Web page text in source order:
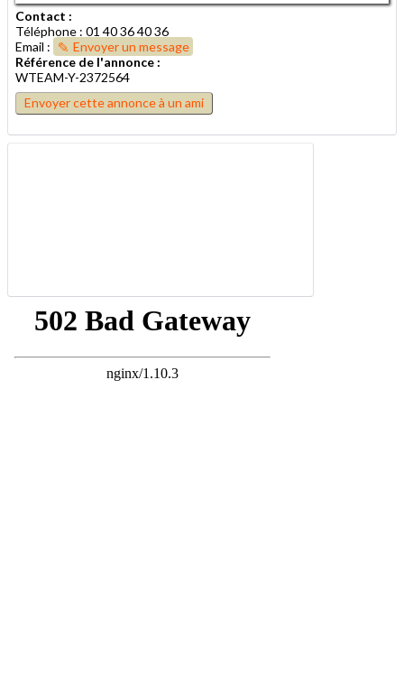
Contact :
Téléphone : 01 40 36 40 36
Email :
Envoyer un message
Référence de l'annonce :
WTEAM-Y-2372564
Envoyer cette annonce à un ami